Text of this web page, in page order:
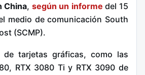
China, según un informe del 15
medio de comunicación South
(SCMP).
de tarjetas gráficas, como las
RTX 3080 Ti y RTX 3090 de